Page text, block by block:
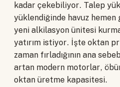
kadar çekebiliyor. Talep
yüklendiğinde havuz
yeni alkilasyon ünitesi
yatırım istiyor. İşte oktan
zaman fırladığının ana
artan modern motorlar,
oktan üretme kapasitesi.